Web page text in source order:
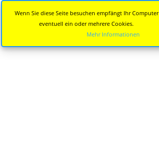
Wenn Sie diese Seite besuchen empfängt Ihr Computer
eventuell ein oder mehrere Cookies.
Mehr Informationen